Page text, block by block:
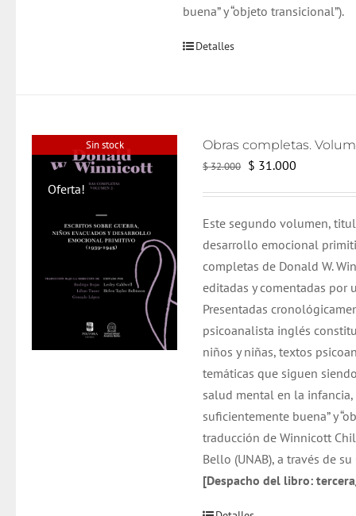
buena” y “objeto transicional”).
Detalles
Sin stock
Oferta!
$32.000 El
era:
$ 32.000.
$ 31.000
es:
$ 31.000.
Este segundo volumen,
desarrollo emocional
completas de Donald W.
editadas y comentadas por
Presentadas
psicoanalista inglés
niños y niñas, textos
temáticas que siguen
salud mental en la infancia,
suficientemente buena” y
traducción de Winnicott
Bello (UNAB), a través de
[Despacho del libro: